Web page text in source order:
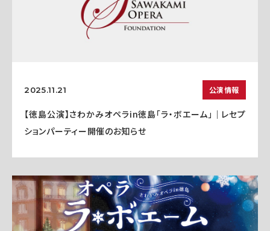
2025.11.21 公演情報
【徳島公演】さわかみオペラin徳島「ラ・ボエーム」｜レセプ
ションパーティー開催のお知らせ